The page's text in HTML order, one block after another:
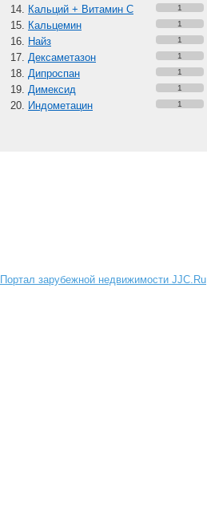
Кальций + Витамин C 1
Кальцемин 1
Найз 1
Дексаметазон 1
Дипроспан 1
Димексид 1
Индометацин 1
Портал зарубежной недвижимости JJC.Ru